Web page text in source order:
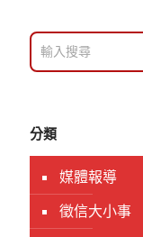
分類
媒體報導
徵信大小事